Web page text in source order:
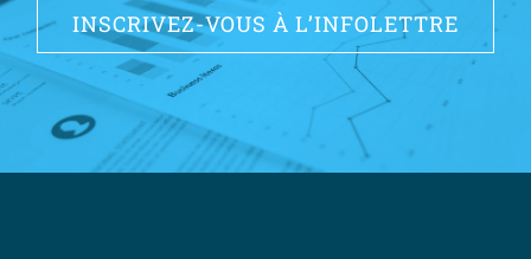
INSCRIVEZ-VOUS À L’INFOLETTRE